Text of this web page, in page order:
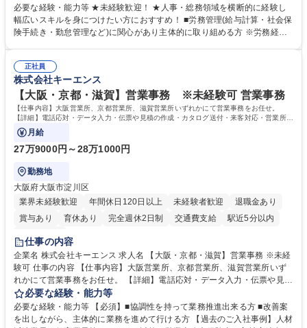
営を支えるゼネラリストをめざせます。 ・初期業務：労働時間管理、給与
計算、社会保険対応、福利厚生管理、安全衛生、健康経営推進等をお任せ
します。ご経験に応じて、休職者管理など、幅広く経験を積んでいただき
幅広く経験を積みたい意欲がある方に最適な環境です。 募集職種 【総
務・人事】未経験歓迎/日立グループ/組織運営を支えるゼネラリストを目
指す
必要な経験・能力等 ★未経験歓迎！ ★人事・総務領域を横断的に経験し
幅広いスキルを身につけたい方におすすめ！ ■労務管理(給与計算・社会保
険手続き・勤怠管理など)に関心があり主体的に取り組める方 ※労務経験
のご経験 ■労務管理（給与計算・社会保険手続き・勤怠管理など）の経験
■衛生管理者の資格をお持ちの方 学歴・資格 学歴：大学院 大学 高専 短大
専修学校 高校 語学力： 資格：
正社員
株式会社キーエンス
【大阪・京都・滋賀】営業事務 ※未経験可 営業事務
【仕事内容】大阪営業所、京都営業所、滋賀営業所いずれかにて営業事務をお任せ。
【詳細】電話応対・データ入力・伝票や見積の作成・カタログ送付・来客対応・営業所内
で発生する事務業務や業務改善をお任せ。
月給
27万9000円～28万1000円
勤務地
大阪府大阪市淀川区
業界未経験歓迎
年間休日120日以上 未経験者歓迎
退職金あり
賞与あり
育休あり 完全週休2日制 交通費支給
駅近5分以内
土日祝休み
仕事の内容
企業名 株式会社キーエンス 求人名 【大阪・京都・滋賀】営業事務 ※未経
験可 仕事の内容 【仕事内容】大阪営業所、京都営業所、滋賀営業所いず
れかにて営業事務をお任せ。 【詳細】電話応対・データ入力・伝票や見積
の作成・カタログ送付・来客対応・営業所内で発生する事務業務や業務改
善をお任せ。 【教育制度】ご入社後、育成担当とペアになりながらOJTに
て業務を覚えていただくことが可能です。業務システムがきちんと構築さ
必要な経験・能力等
必要な経験・能力等 【必須】■協調性を持って業務推進出来る方 ■改善案
を出しながら、主体的に業務を進めて行ける方 【過去のご入社事例】人材